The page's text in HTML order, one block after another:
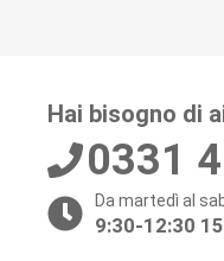
Hai bisogno di
0331
Da martedì al
9:30-12:30